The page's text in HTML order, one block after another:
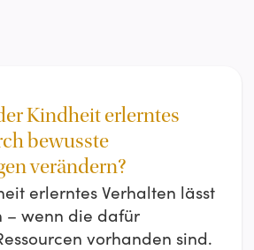
Kindheit erlerntes
bewusste
verändern?
erlerntes Verhalten lässt
– wenn die dafür
vorhanden sind.